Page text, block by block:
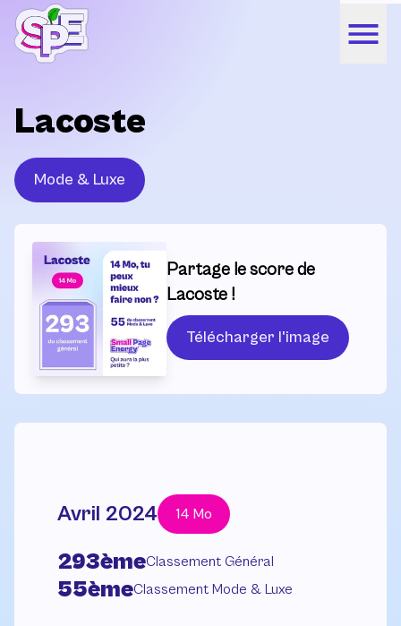
Lacoste
Mode & Luxe
Partage le score de
Lacoste !
Télécharger l'image
Avril 2024 14 Mo
293èmeClassement Général
55èmeClassement Mode & Luxe